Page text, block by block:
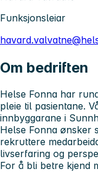
Funksjonsleiar
Om bedriften
Helse Fonna har
pleie til pasientane.
innbyggarane i
Helse Fonna ønsker
rekruttere
livserfaring og
For å bli betre kjend